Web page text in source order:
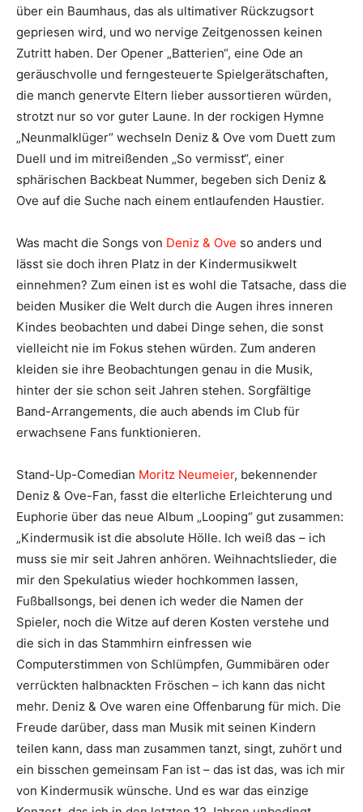
über ein Baumhaus, das als ultimativer Rückzugsort
gepriesen wird, und wo nervige Zeitgenossen keinen
Zutritt haben. Der Opener „Batterien“, eine Ode an
geräuschvolle und ferngesteuerte Spielgerätschaften,
die manch genervte Eltern lieber aussortieren würden,
strotzt nur so vor guter Laune. In der rockigen Hymne
„Neunmalklüger“ wechseln Deniz & Ove vom Duett zum
Duell und im mitreißenden „So vermisst“, einer
sphärischen Backbeat Nummer, begeben sich Deniz &
Ove auf die Suche nach einem entlaufenden Haustier.
Was macht die Songs von Deniz & Ove so anders und
lässt sie doch ihren Platz in der Kindermusikwelt
einnehmen? Zum einen ist es wohl die Tatsache, dass die
beiden Musiker die Welt durch die Augen ihres inneren
Kindes beobachten und dabei Dinge sehen, die sonst
vielleicht nie im Fokus stehen würden. Zum anderen
kleiden sie ihre Beobachtungen genau in die Musik,
hinter der sie schon seit Jahren stehen. Sorgfältige
Band-Arrangements, die auch abends im Club für
erwachsene Fans funktionieren.
Stand-Up-Comedian Moritz Neumeier, bekennender
Deniz & Ove-Fan, fasst die elterliche Erleichterung und
Euphorie über das neue Album „Looping“ gut zusammen:
„Kindermusik ist die absolute Hölle. Ich weiß das – ich
muss sie mir seit Jahren anhören. Weihnachtslieder, die
mir den Spekulatius wieder hochkommen lassen,
Fußballsongs, bei denen ich weder die Namen der
Spieler, noch die Witze auf deren Kosten verstehe und
die sich in das Stammhirn einfressen wie
Computerstimmen von Schlümpfen, Gummibären oder
verrückten halbnackten Fröschen – ich kann das nicht
mehr. Deniz & Ove waren eine Offenbarung für mich. Die
Freude darüber, dass man Musik mit seinen Kindern
teilen kann, dass man zusammen tanzt, singt, zuhört und
ein bisschen gemeinsam Fan ist – das ist das, was ich mir
von Kindermusik wünsche. Und es war das einzige